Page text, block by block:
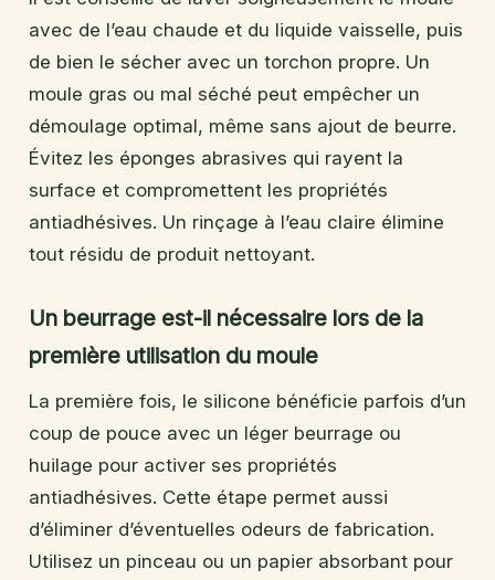
avec de l’eau chaude et du liquide vaisselle, puis
de bien le sécher avec un torchon propre. Un
moule gras ou mal séché peut empêcher un
démoulage optimal, même sans ajout de beurre.
Évitez les éponges abrasives qui rayent la
surface et compromettent les propriétés
antiadhésives. Un rinçage à l’eau claire élimine
tout résidu de produit nettoyant.
Un beurrage est-il nécessaire lors de la
première utilisation du moule
La première fois, le silicone bénéficie parfois d’un
coup de pouce avec un léger beurrage ou
huilage pour activer ses propriétés
antiadhésives. Cette étape permet aussi
d’éliminer d’éventuelles odeurs de fabrication.
Utilisez un pinceau ou un papier absorbant pour